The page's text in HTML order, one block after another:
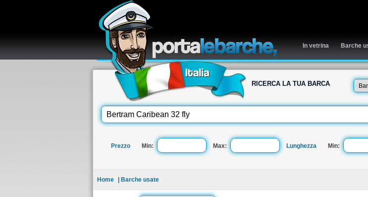
In vetrina Barche
RICERCA LA TUA BARCA
Prezzo Min: Max: Lunghezza Min:
Home | Barche usate